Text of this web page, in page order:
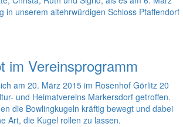
in unserem altehrwürdigen Schloss Pfaffendorf
im Vereinsprogramm
am 20. März 2015 im Rosenhof Görlitz 20
und Heimatvereins Markersdorf getroffen.
die Bowlingkugeln kräftig bewegt und dabei
Art, die Kugel rollen zu lassen.